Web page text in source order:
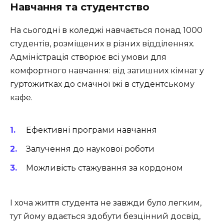
Навчання та студентство
На сьогодні в коледжі навчається понад 1000
студентів, розміщених в різних відділеннях.
Адміністрація створює всі умови для
комфортного навчання: від затишних кімнат у
гуртожитках до смачної їжі в студентському
кафе.
Ефективні програми навчання
Залучення до наукової роботи
Можливість стажування за кордоном
І хоча життя студента не завжди було легким,
тут йому вдається здобути безцінний досвід,